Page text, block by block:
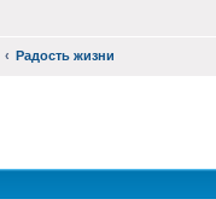
Радость жизни